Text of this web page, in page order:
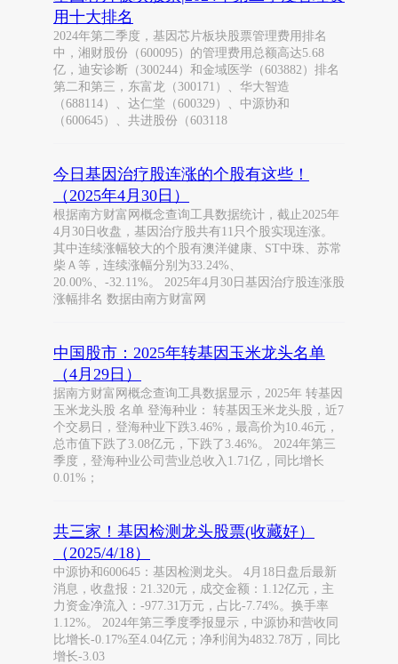
用十大排名
2024年第二季度，基因芯片板块股票管理费用排名
中，湘财股份（600095）的管理费用总额高达5.68
亿，迪安诊断（300244）和金域医学（603882）排名
第二和第三，东富龙（300171）、华大智造
（688114）、达仁堂（600329）、中源协和
（600645）、共进股份（603118
今日基因治疗股连涨的个股有这些！
（2025年4月30日）
根据南方财富网概念查询工具数据统计，截止2025年
4月30日收盘，基因治疗股共有11只个股实现连涨。
其中连续涨幅较大的个股有澳洋健康、ST中珠、苏常
柴Ａ等，连续涨幅分别为33.24%、
20.00%、-32.11%。 2025年4月30日基因治疗股连涨股
涨幅排名 数据由南方财富网
中国股市：2025年转基因玉米龙头名单
（4月29日）
据南方财富网概念查询工具数据显示，2025年 转基因
玉米龙头股 名单 登海种业： 转基因玉米龙头股，近7
个交易日，登海种业下跌3.46%，最高价为10.46元，
总市值下跌了3.08亿元，下跌了3.46%。 2024年第三
季度，登海种业公司营业总收入1.71亿，同比增长
0.01%；
共三家！基因检测龙头股票(收藏好）
（2025/4/18）
中源协和600645：基因检测龙头。 4月18日盘后最新
消息，收盘报：21.320元，成交金额：1.12亿元，主
力资金净流入：-977.31万元，占比-7.74%。换手率
1.12%。 2024年第三季度季报显示，中源协和营收同
比增长-0.17%至4.04亿元；净利润为4832.78万，同比
增长-3.03